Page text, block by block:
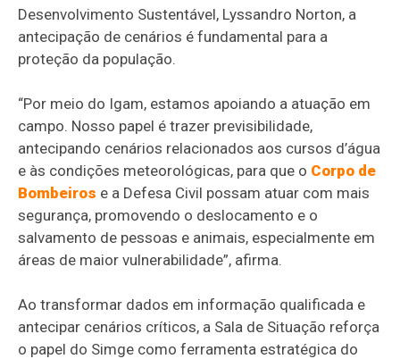
Desenvolvimento Sustentável, Lyssandro Norton, a
antecipação de cenários é fundamental para a
proteção da população.
“Por meio do Igam, estamos apoiando a atuação em
campo. Nosso papel é trazer previsibilidade,
antecipando cenários relacionados aos cursos d’água
e às condições meteorológicas, para que o Corpo de
Bombeiros e a Defesa Civil possam atuar com mais
segurança, promovendo o deslocamento e o
salvamento de pessoas e animais, especialmente em
áreas de maior vulnerabilidade”, afirma.
Ao transformar dados em informação qualificada e
antecipar cenários críticos, a Sala de Situação reforça
o papel do Simge como ferramenta estratégica do